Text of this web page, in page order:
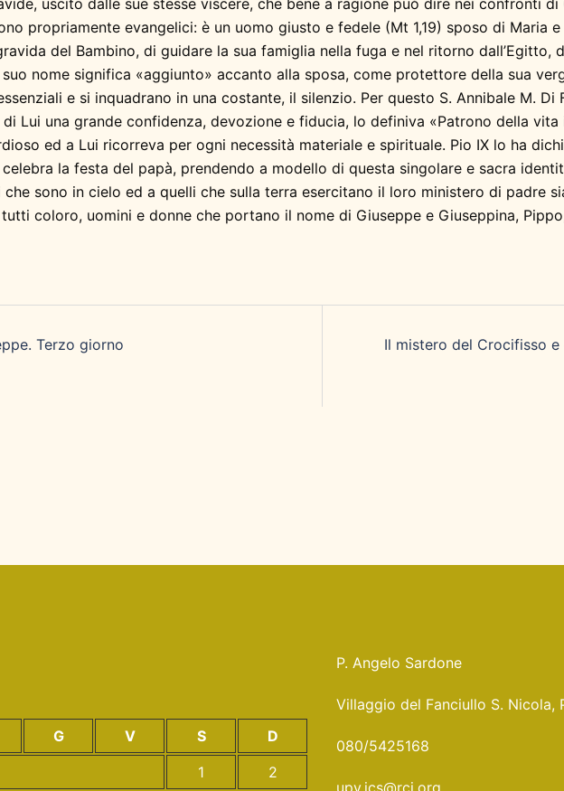
uscito dalle sue stesse viscere, che bene a ragione può dire nei confronti
propriamente evangelici: è un uomo giusto e fedele (Mt 1,19) sposo di Maria
del Bambino, di guidare la sua famiglia nella fuga e nel ritorno dall’Egitto,
suo nome significa «aggiunto» accanto alla sposa, come protettore della sua
e si inquadrano in una costante, il silenzio. Per questo S. Annibale M.
Lui una grande confidenza, devozione e fiducia, lo definiva «Patrono della
ed a Lui ricorreva per ogni necessità materiale e spirituale. Pio IX lo ha
la festa del papà, prendendo a modello di questa singolare e sacra
sono in cielo ed a quelli che sulla terra esercitano il loro ministero di padre
coloro, uomini e donne che portano il nome di Giuseppe e Giuseppina,
Terzo giorno
Il mistero del Crocifisso
G V S
D
1
2
P. Angelo Sardone
Villaggio del Fanciullo S. Nicola,
080/5425168